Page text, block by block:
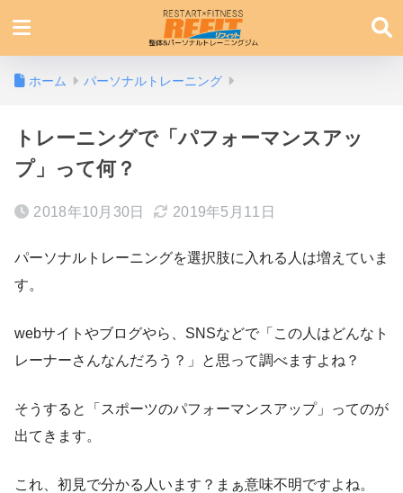
ホーム パーソナルトレーニング
トレーニングで「パフォーマンスアッ
プ」って何？
2018年10月30日 2019年5月11日
パーソナルトレーニングを選択肢に入れる人は増えていま
す。
webサイトやブログやら、SNSなどで「この人はどんなト
レーナーさんなんだろう？」と思って調べますよね？
そうすると「スポーツのパフォーマンスアップ」ってのが
出てきます。
これ、初見で分かる人います？まぁ意味不明ですよね。